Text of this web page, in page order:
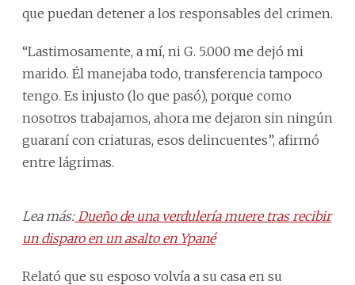
que puedan detener a los responsables del crimen.
“Lastimosamente, a mí, ni G. 5.000 me dejó mi
marido. Él manejaba todo, transferencia tampoco
tengo. Es injusto (lo que pasó), porque como
nosotros trabajamos, ahora me dejaron sin ningún
guaraní con criaturas, esos delincuentes”, afirmó
entre lágrimas.
Lea más:Dueño de una verdulería muere tras recibir
un disparo en un asalto en Ypané
Relató que su esposo volvía a su casa en su